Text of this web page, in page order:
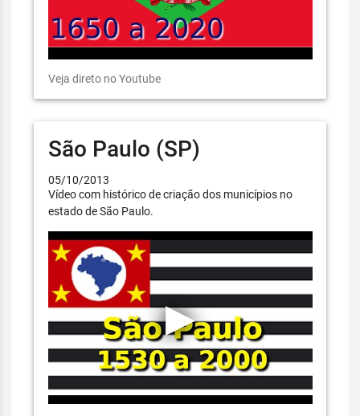
Veja direto no Youtube
São Paulo (SP)
05/10/2013
Vídeo com histórico de criação dos municípios no
estado de São Paulo.